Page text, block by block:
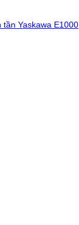
tần Yaskawa E1000